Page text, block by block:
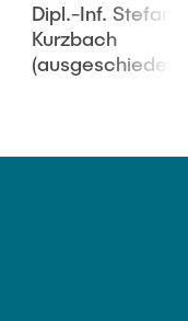
Dipl.-Inf. Stefan
Kurzbach
(ausgeschieden)